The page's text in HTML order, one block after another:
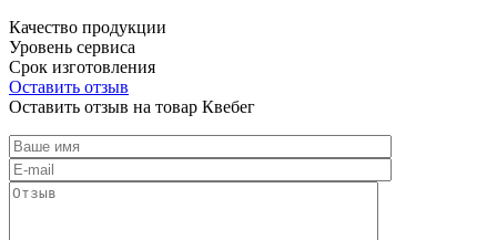
Качество продукции
Уровень сервиса
Срок изготовления
Оставить отзыв
Оставить отзыв на товар Квебег